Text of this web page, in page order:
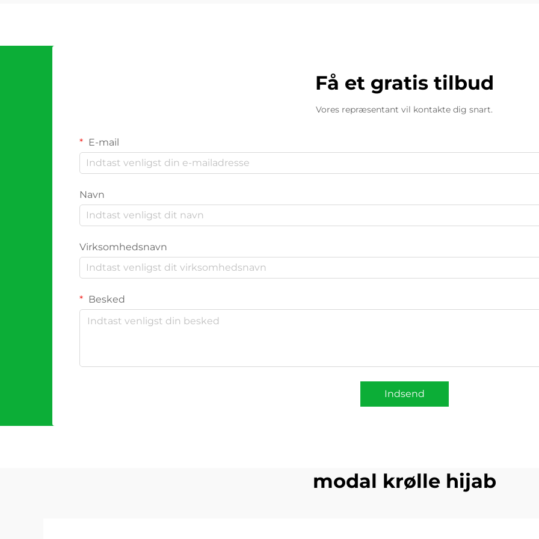
Få et gratis tilbud
Vores repræsentant vil kontakte dig snart.
E-mail
Navn
Virksomhedsnavn
Besked
Indsend
modal krølle hijab